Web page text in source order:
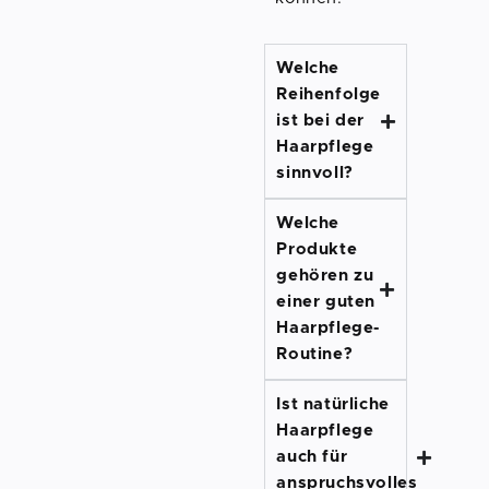
Welche
Reihenfolge
ist bei der
Haarpflege
sinnvoll?
Welche
Produkte
gehören zu
einer guten
Haarpflege-
Routine?
Ist natürliche
Haarpflege
auch für
anspruchsvolles